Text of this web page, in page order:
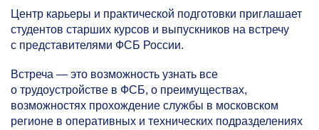
Центр карьеры и практической подготовки приглашает
студентов старших курсов и выпускников на встречу
с представителями ФСБ России.
Встреча — это возможность узнать все
о трудоустройстве в ФСБ, о преимуществах,
возможностях прохождение службы в московском
регионе в оперативных и технических подразделениях